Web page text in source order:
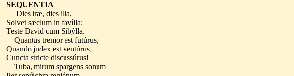
SEQUENTIA
Dies iræ, dies illa,
Solvet sæclum in favílla:
Teste David cum Sibýlla.
Quantus tremor est futúrus,
Quando judex est ventúrus,
Cuncta stricte discussúrus!
Tuba, mirum spargens sonum